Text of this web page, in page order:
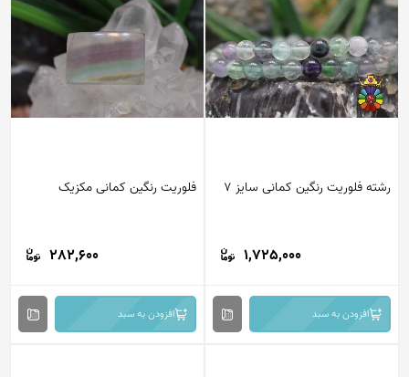
رشته فلوریت رنگین کمانی سایز 7
1,725,000
افزودن به سبد
فلوریت رنگین کمانی مکزیک
282,600
افزودن به سبد